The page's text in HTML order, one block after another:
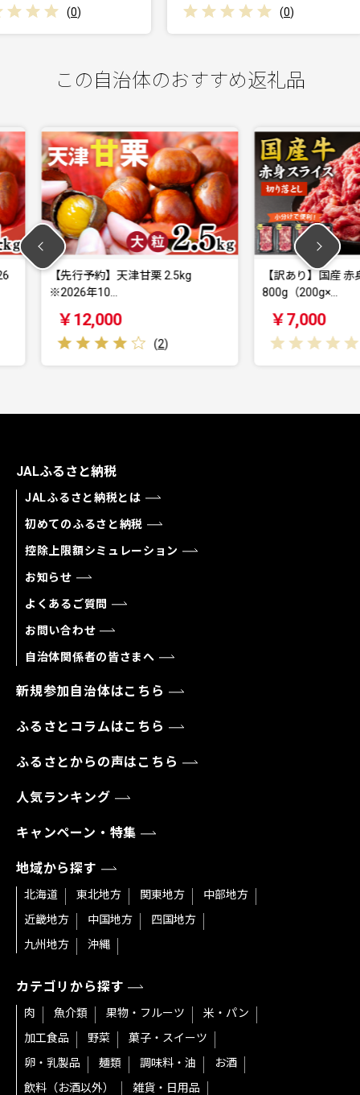
(0)
この自治体のおすすめ返礼品
2.5kg
【訳あり】国産 赤身スライス
￥7,000
【訳
1.2kg
JALふるさと納税
JALふるさと納税とは
初めてのふるさと納税
控除上限額シミュレーション
お知らせ
よくあるご質問
お問い合わせ
自治体関係者の皆さまへ
新規参加自治体はこちら
ふるさとコラムはこちら
ふるさとからの声はこちら
人気ランキング
キャンペーン・特集
地域から探す
北海道 東北地方 関東地方
中部地方
近畿地方
中国地方
四国地方
九州地方
沖縄
カテゴリから探す
肉 魚介類 果物・フルーツ
米・パン
加工食品
野菜
菓子・スイーツ
卵・乳製品
麺類 調味料・油
お酒
飲料（お酒以外）
雑貨・日用品